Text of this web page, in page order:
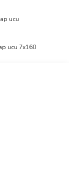
ve diğer
ucu
ucu 7x160